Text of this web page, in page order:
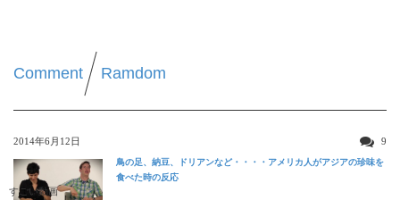
Comment Ramdom
2014年6月12日 9
すごい動画
鳥の足、納豆、ドリアンなど・・・・アメリカ人がアジアの珍味を
食べた時の反応